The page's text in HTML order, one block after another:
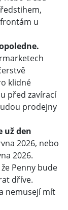
u
klidné
před zavírací
prodejny
už den
2026, nebo
2026.
Penny bude
dříve.
nemusejí mít